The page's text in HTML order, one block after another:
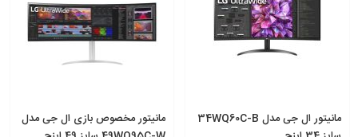
مانیتور ال جی مدل 34WQ60C-B
مانیتور مخصوص بازی ال جی مدل